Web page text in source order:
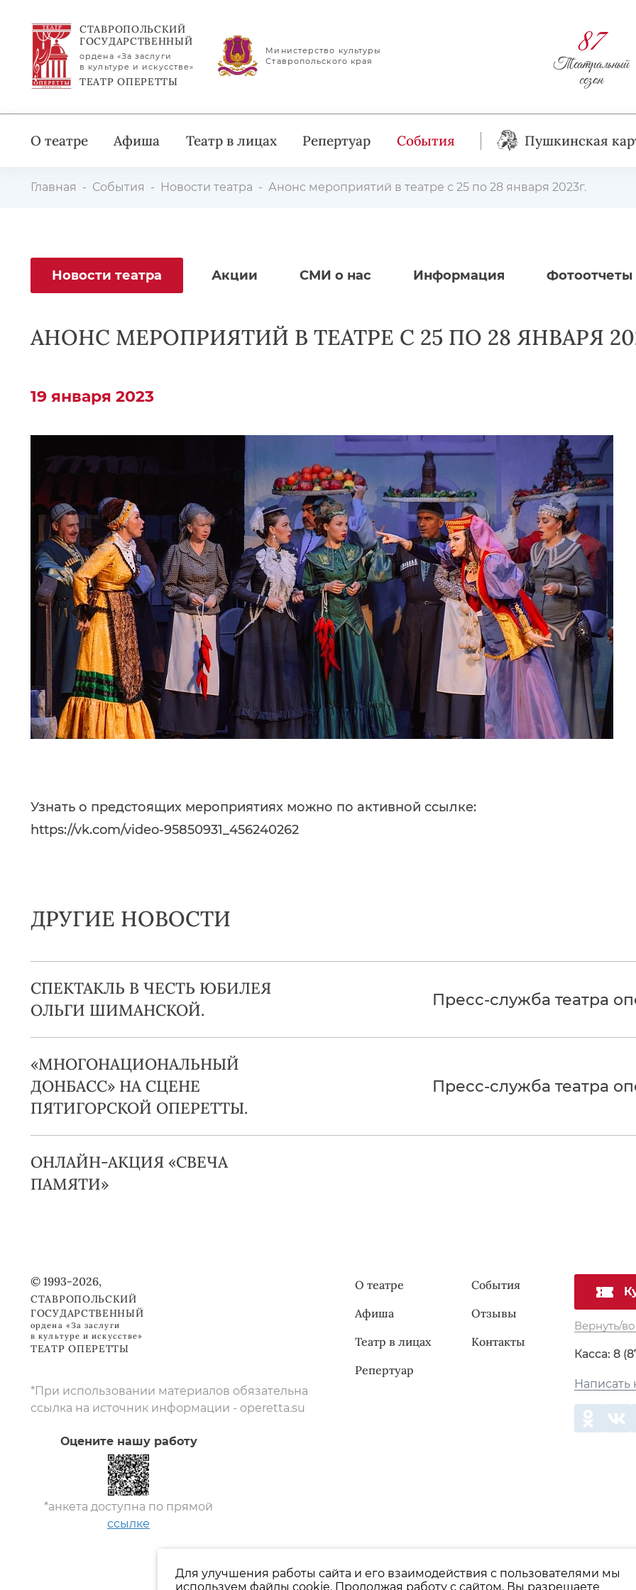
СТАВРОПОЛЬСКИЙ
ГОСУДАРСТВЕННЫЙ
ордена «За заслуги
в культуре и искусстве»
ТЕАТР ОПЕРЕТТЫ
Министерство культуры
Ставропольского края
87
Театральный
сезон
О театре Афиша Театр в лицах Репертуар События Пушкинская
Главная События Новости театра Анонс мероприятий в театре с 25 по 28 января 2023г.
Новости театра Акции СМИ о нас Информация Фотоотчеты
АНОНС МЕРОПРИЯТИЙ В ТЕАТРЕ С 25 ПО 28 ЯНВАРЯ
19 января 2023
Узнать о предстоящих мероприятиях можно по активной ссылке:
https://vk.com/video-95850931_456240262
ДРУГИЕ НОВОСТИ
СПЕКТАКЛЬ В ЧЕСТЬ ЮБИЛЕЯ
ОЛЬГИ ШИМАНСКОЙ.
Пресс-служба театра
«МНОГОНАЦИОНАЛЬНЫЙ
ДОНБАСС» НА СЦЕНЕ
ПЯТИГОРСКОЙ ОПЕРЕТТЫ.
Пресс-служба театра
ОНЛАЙН-АКЦИЯ «СВЕЧА
ПАМЯТИ»
© 1993-2026,
СТАВРОПОЛЬСКИЙ
ГОСУДАРСТВЕННЫЙ
ордена «За заслуги
в культуре и искусстве»
ТЕАТР ОПЕРЕТТЫ
*При использовании материалов обязательна
ссылка на источник информации - operetta.su
Оцените нашу работу
*анкета доступна по прямой
ссылке
О театре
Афиша
Театр в лицах
Репертуар
События
Отзывы
Контакты
Вернуть/
Касса: 8
Написать
Пользовательское соглашение Политика
Для улучшения работы сайта и его взаимодействия с пользователями мы
используем файлы cookie. Продолжая работу с сайтом, Вы разрешаете